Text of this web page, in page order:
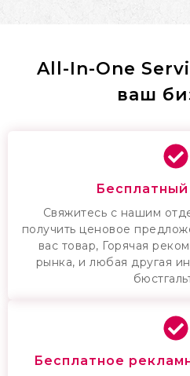
All-In-One
ваш
Свяжитесь с нашим
получить ценовое
вас товар, Горячая
рынка, и любая другая
Бесплатное